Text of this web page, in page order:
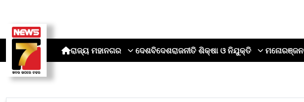
ରାଜ୍ୟ ମହାନଗର ଦେଶବିଦେଶରାଜନୀତି ଶିକ୍ଷା ଓ ନିଯୁକ୍ତି ମନୋରଞ୍ଜନ